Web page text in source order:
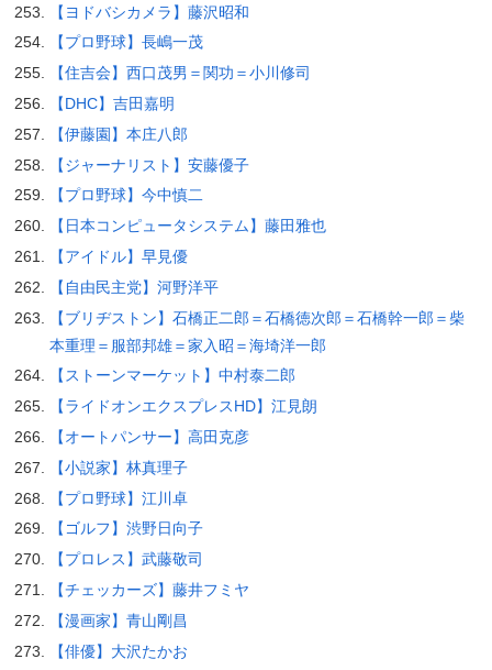
【ヨドバシカメラ】藤沢昭和
【プロ野球】長嶋一茂
【住吉会】西口茂男＝関功＝小川修司
【DHC】吉田嘉明
【伊藤園】本庄八郎
【ジャーナリスト】安藤優子
【プロ野球】今中慎二
【日本コンピュータシステム】藤田雅也
【アイドル】早見優
【自由民主党】河野洋平
【ブリヂストン】石橋正二郎＝石橋徳次郎＝石橋幹一郎＝柴
本重理＝服部邦雄＝家入昭＝海埼洋一郎
【ストーンマーケット】中村泰二郎
【ライドオンエクスプレスHD】江見朗
【オートパンサー】高田克彦
【小説家】林真理子
【プロ野球】江川卓
【ゴルフ】渋野日向子
【プロレス】武藤敬司
【チェッカーズ】藤井フミヤ
【漫画家】青山剛昌
【俳優】大沢たかお